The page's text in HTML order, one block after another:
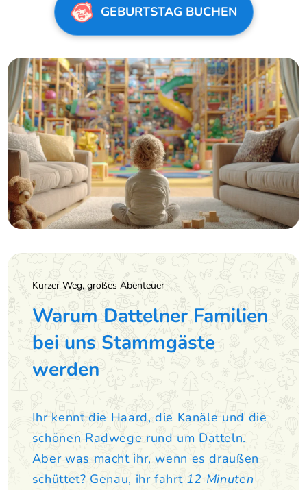
GEBURTSTAG BUCHEN
Kurzer Weg, großes Abenteuer
Warum Dattelner Familien
bei uns Stammgäste
werden
Ihr kennt die Haard, die Kanäle und die
schönen Radwege rund um Datteln.
Aber was macht ihr, wenn es draußen
schüttet? Genau, ihr fahrt 12 Minuten